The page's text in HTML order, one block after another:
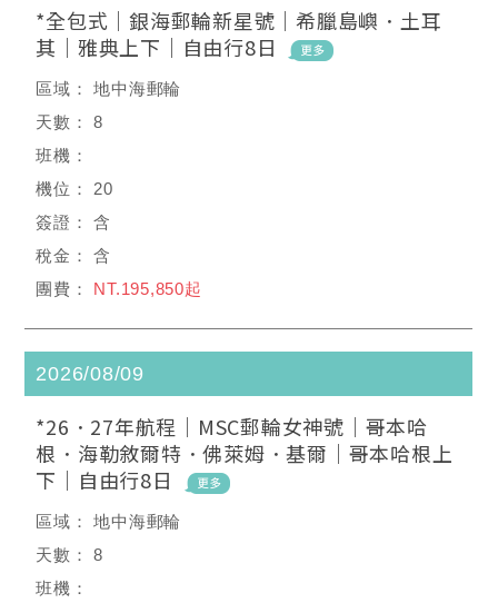
*全包式｜銀海郵輪新星號｜希臘島嶼．土耳
其｜雅典上下｜自由行8日
地中海郵輪
8
20
含
含
NT.195,850起
2026/08/09
*26．27年航程｜MSC郵輪女神號｜哥本哈
根．海勒敘爾特．佛萊姆．基爾｜哥本哈根上
下｜自由行8日
地中海郵輪
8